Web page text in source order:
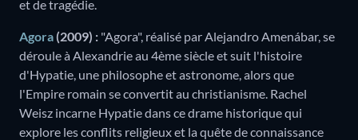
et de tragédie.
Agora (2009) : "Agora", réalisé par Alejandro Amenábar, se
déroule à Alexandrie au 4ème siècle et suit l'histoire
d'Hypatie, une philosophe et astronome, alors que
l'Empire romain se convertit au christianisme. Rachel
Weisz incarne Hypatie dans ce drame historique qui
explore les conflits religieux et la quête de connaissance